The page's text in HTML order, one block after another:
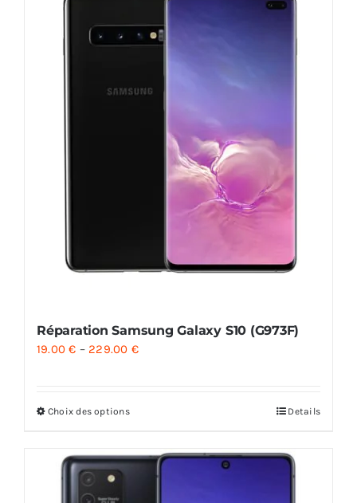
Réparation Samsung Galaxy S10 (G973F)
19.00€ – 229.00 €
Choix des options Details